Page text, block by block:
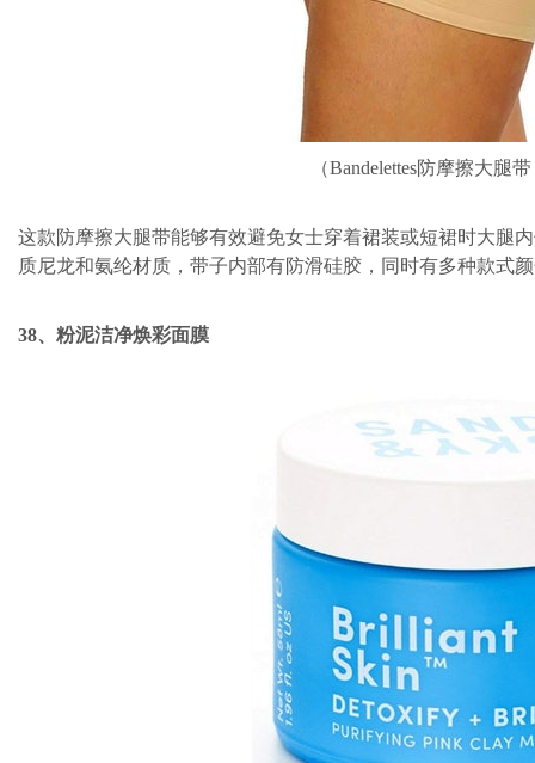
（Bandelettes防摩擦大腿
这款防摩擦大腿带能够有效避免女士穿着裙装或短裙时大腿
质尼龙和氨纶材质，带子内部有防滑硅胶，同时有多种款式
38、粉泥洁净焕彩面膜